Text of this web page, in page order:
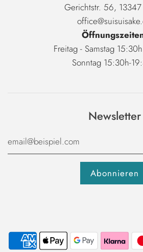
Gerichtstr. 56,
Freitag - Samstag
Sonntag 15:30h-
Newsletter